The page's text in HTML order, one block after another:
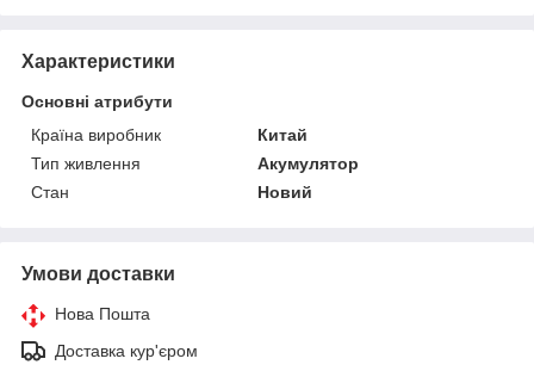
Характеристики
Основні атрибути
Країна виробник
Китай
Тип живлення
Акумулятор
Стан
Новий
Умови доставки
Нова Пошта
Доставка кур'єром